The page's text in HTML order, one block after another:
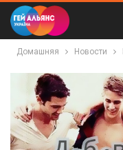
Домашняя Новости